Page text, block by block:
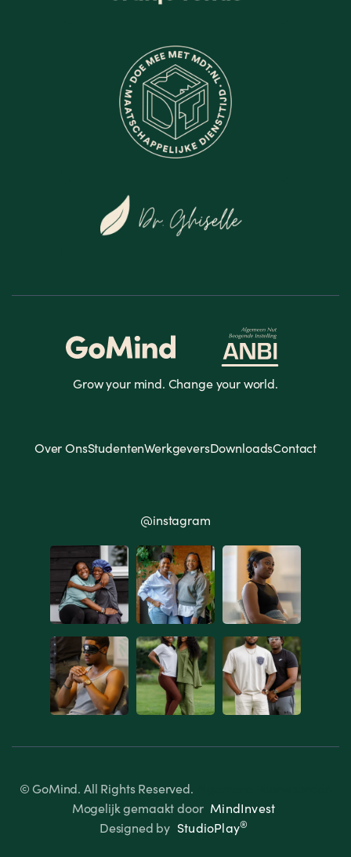
Grow your mind. Change your world.
Over OnsStudentenWerkgeversDownloadsContact
@instagram
© GoMind. All Rights Reserved.
Mogelijk gemaakt door MindInvest
Designed by StudioPlay®